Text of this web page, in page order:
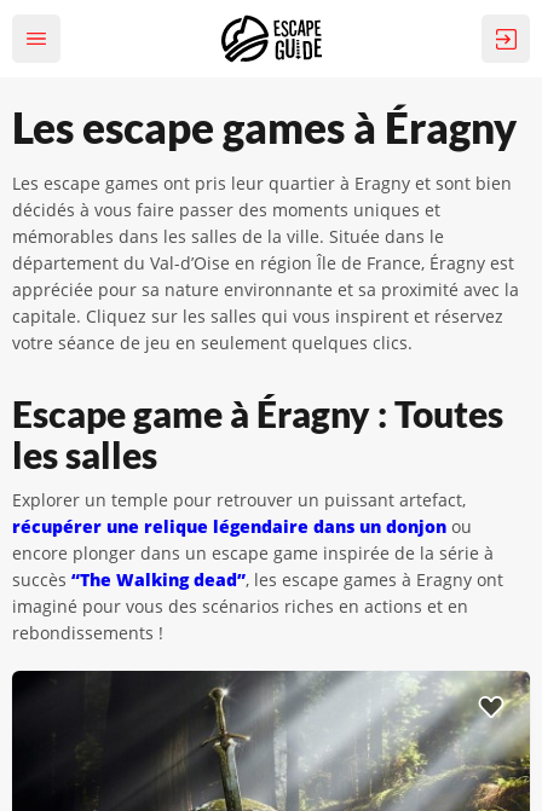
Les escape games à Éragny
Les escape games ont pris leur quartier à Eragny et sont bien
décidés à vous faire passer des moments uniques et
mémorables dans les salles de la ville. Située dans le
département du Val-d’Oise en région Île de France, Éragny est
appréciée pour sa nature environnante et sa proximité avec la
capitale. Cliquez sur les salles qui vous inspirent et réservez
votre séance de jeu en seulement quelques clics.
Escape game à Éragny : Toutes
les salles
Explorer un temple pour retrouver un puissant artefact,
récupérer une relique légendaire dans un donjon ou
encore plonger dans un escape game inspirée de la série à
succès “The Walking dead”, les escape games à Eragny ont
imaginé pour vous des scénarios riches en actions et en
rebondissements !